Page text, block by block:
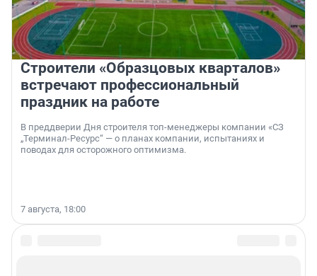
Строители «Образцовых кварталов»
встречают профессиональный
праздник на работе
В преддверии Дня строителя топ-менеджеры компании «СЗ
„Терминал-Ресурс“ — о планах компании, испытаниях и
поводах для осторожного оптимизма.
7 августа, 18:00